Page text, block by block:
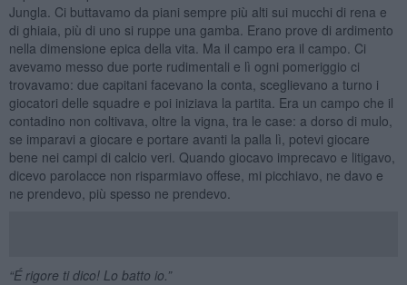
Jungla. Ci buttavamo da piani sempre più alti sui mucchi di rena e
di ghiaia, più di uno si ruppe una gamba. Erano prove di ardimento
nella dimensione epica della vita. Ma il campo era il campo. Ci
avevamo messo due porte rudimentali e lì ogni pomeriggio ci
trovavamo: due capitani facevano la conta, sceglievano a turno i
giocatori delle squadre e poi iniziava la partita. Era un campo che il
contadino non coltivava, oltre la vigna, tra le case: a dorso di mulo,
se imparavi a giocare e portare avanti la palla lì, potevi giocare
bene nei campi di calcio veri. Quando giocavo imprecavo e litigavo,
dicevo parolacce non risparmiavo offese, mi picchiavo, ne davo e
ne prendevo, più spesso ne prendevo.
“É rigore ti dico! Lo batto io.”